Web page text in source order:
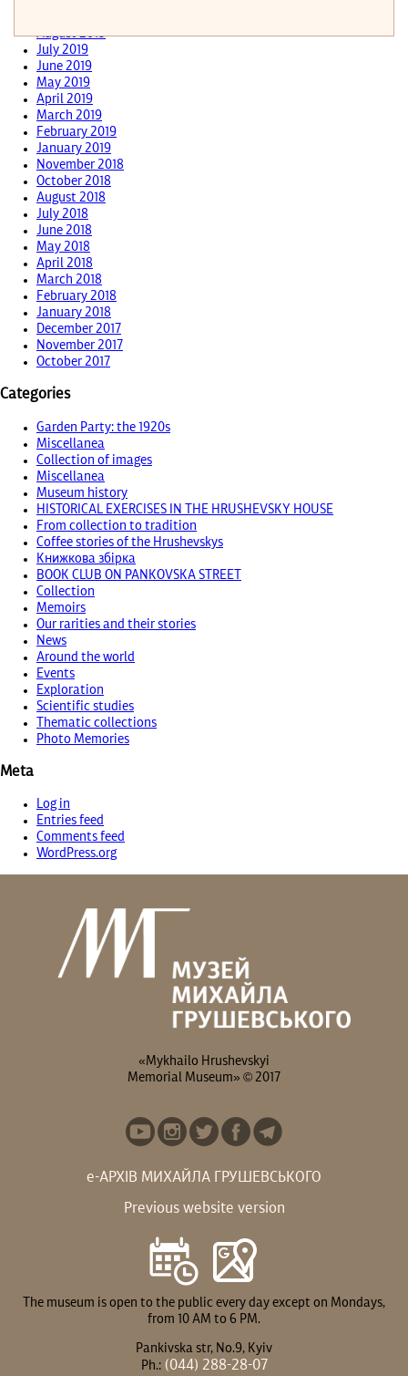
August 2019
July 2019
June 2019
May 2019
April 2019
March 2019
February 2019
January 2019
November 2018
October 2018
August 2018
July 2018
June 2018
May 2018
April 2018
March 2018
February 2018
January 2018
December 2017
November 2017
October 2017
Categories
Garden Party: the 1920s
Miscellanea
Collection of images
Miscellanea
Museum history
HISTORICAL EXERCISES IN THE HRUSHEVSKY HOUSE
From collection to tradition
Coffee stories of the Hrushevskys
Книжкова збірка
BOOK CLUB ON PANKOVSKA STREET
Collection
Memoirs
Our rarities and their stories
News
Around the world
Events
Exploration
Scientific studies
Thematic collections
Photo Memories
Meta
Log in
Entries feed
Comments feed
WordPress.org
«Mykhailo Hrushevskyi
Memorial Museum» © 2017
е-АРХІВ МИХАЙЛА ГРУШЕВСЬКОГО
Previous website version
The museum is open to the public every day except on Mondays,
from 10 AM to 6 PM.
Pankivska str, No.9, Kyiv
Ph.:(044) 288-28-07